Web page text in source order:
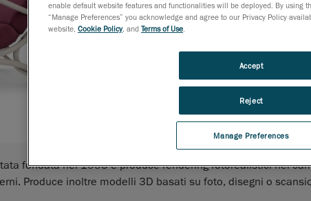
fondata nel 1995 e produce rendering fotorealistici nel
Produce inoltre modelli 3D basati su foto, disegni o
enable default website features and functionalities will be deployed. By using
“Manage Preferences” you acknowledge and agree to our Privacy Policy
website, Cookie Policy, and Terms of Use
Manage Preferences
Reject
Accept